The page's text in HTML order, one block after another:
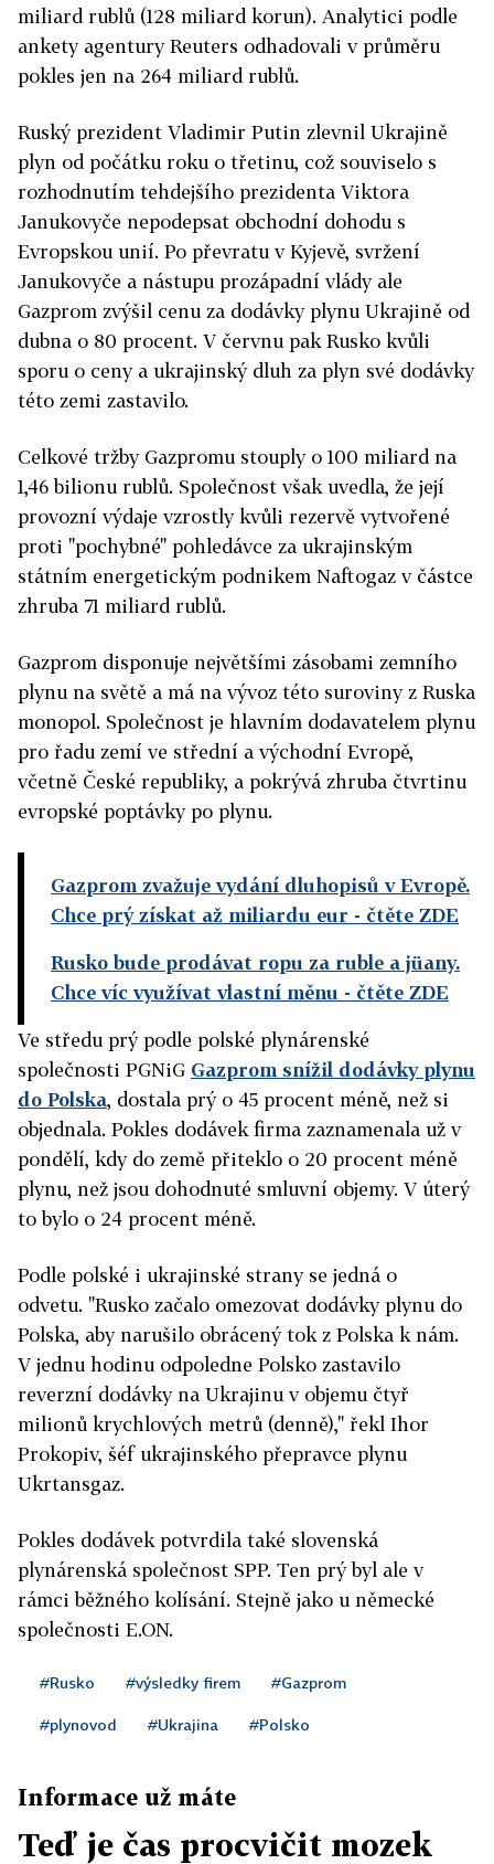
miliard rublů (128 miliard korun). Analytici podle
ankety agentury Reuters odhadovali v průměru
pokles jen na 264 miliard rublů.
Ruský prezident Vladimir Putin zlevnil Ukrajině
plyn od počátku roku o třetinu, což souviselo s
rozhodnutím tehdejšího prezidenta Viktora
Janukovyče nepodepsat obchodní dohodu s
Evropskou unií. Po převratu v Kyjevě, svržení
Janukovyče a nástupu prozápadní vlády ale
Gazprom zvýšil cenu za dodávky plynu Ukrajině od
dubna o 80 procent. V červnu pak Rusko kvůli
sporu o ceny a ukrajinský dluh za plyn své dodávky
této zemi zastavilo.
Celkové tržby Gazpromu stouply o 100 miliard na
1,46 bilionu rublů. Společnost však uvedla, že její
provozní výdaje vzrostly kvůli rezervě vytvořené
proti "pochybné" pohledávce za ukrajinským
státním energetickým podnikem Naftogaz v částce
zhruba 71 miliard rublů.
Gazprom disponuje největšími zásobami zemního
plynu na světě a má na vývoz této suroviny z Ruska
monopol. Společnost je hlavním dodavatelem plynu
pro řadu zemí ve střední a východní Evropě,
včetně České republiky, a pokrývá zhruba čtvrtinu
evropské poptávky po plynu.
Gazprom zvažuje vydání dluhopisů v Evropě.
Chce prý získat až miliardu eur - čtěte ZDE
Rusko bude prodávat ropu za ruble a jüany.
Chce víc využívat vlastní měnu - čtěte ZDE
Ve středu prý podle polské plynárenské
společnosti PGNiG Gazprom snížil dodávky plynu
do Polska, dostala prý o 45 procent méně, než si
objednala. Pokles dodávek firma zaznamenala už v
pondělí, kdy do země přiteklo o 20 procent méně
plynu, než jsou dohodnuté smluvní objemy. V úterý
to bylo o 24 procent méně.
Podle polské i ukrajinské strany se jedná o
odvetu. "Rusko začalo omezovat dodávky plynu do
Polska, aby narušilo obrácený tok z Polska k nám.
V jednu hodinu odpoledne Polsko zastavilo
reverzní dodávky na Ukrajinu v objemu čtyř
milionů krychlových metrů (denně)," řekl Ihor
Prokopiv, šéf ukrajinského přepravce plynu
Ukrtansgaz.
Pokles dodávek potvrdila také slovenská
plynárenská společnost SPP. Ten prý byl ale v
rámci běžného kolísání. Stejně jako u německé
společnosti E.ON.
#Rusko #výsledky firem #Gazprom
#plynovod #Ukrajina #Polsko
Informace už máte
Teď je čas procvičit mozek